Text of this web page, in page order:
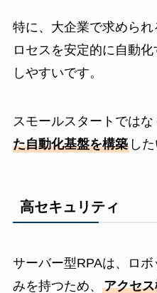
特に、大企業で求めら
ロセスを安定的に自動
しやすいです。
スモールスタートではな
た自動化基盤を構築した
高セキュリティ
サーバー型RPAは、ロ
みを持つため、 アクセ